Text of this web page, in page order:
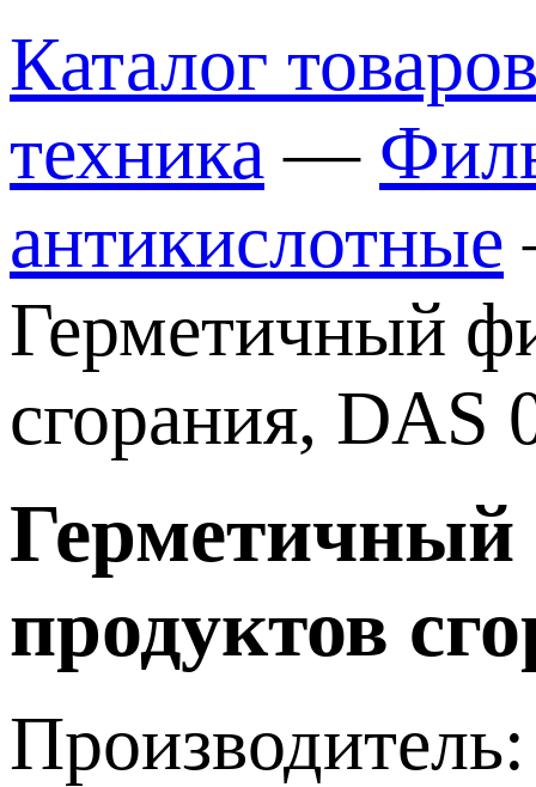
Каталог
техника —
антикислотные
Герметичный
сгорания, DAS
Герметичный
продуктов
Производитель: